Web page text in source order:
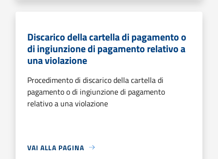
Discarico della cartella di pagamento o
di ingiunzione di pagamento relativo a
una violazione
Procedimento di discarico della cartella di
pagamento o di ingiunzione di pagamento
relativo a una violazione
VAI ALLA PAGINA